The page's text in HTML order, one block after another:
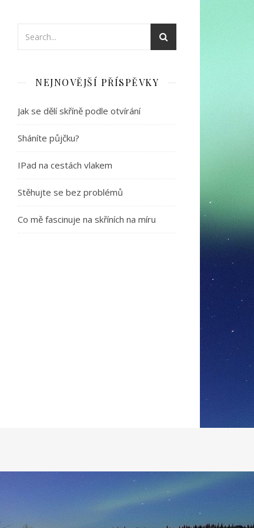
NEJNOVĚJŠÍ PŘÍSPĚVKY
Jak se dělí skříně podle otvírání
Sháníte půjčku?
IPad na cestách vlakem
Stěhujte se bez problémů
Co mě fascinuje na skříních na míru